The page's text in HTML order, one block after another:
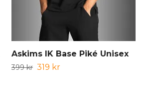
Askims IK Base Piké Unisex
399 kr 319 kr